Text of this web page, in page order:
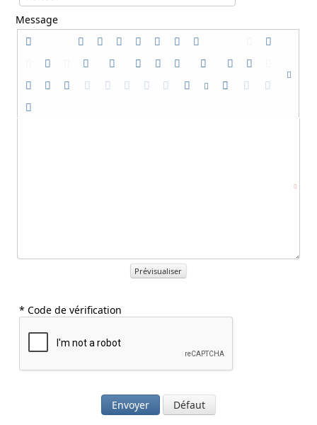
Message
Prévisualiser
* Code de vérification
Envoyer Défaut